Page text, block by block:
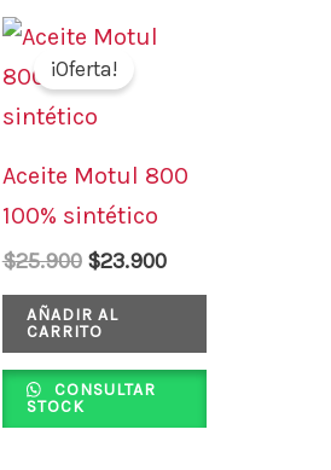
¡Oferta!
Aceite Motul 800
100% sintético
$25.900
El
precio
original
era:
$23.900
AÑADIR AL
CARRITO
CONSULTAR
STOCK